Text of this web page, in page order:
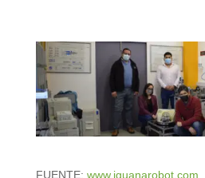
FUENTE: www.iguanarobot.com